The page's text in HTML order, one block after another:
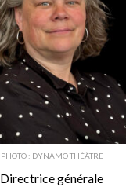
PHOTO : DYNAMO THÉÂTRE
Directrice générale